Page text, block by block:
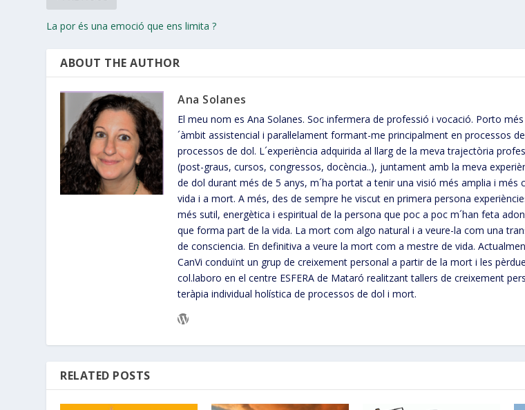
La por és una emoció que ens limita ?
ABOUT THE AUTHOR
Ana Solanes
El meu nom es Ana Solanes. Soc infermera de professió i vocació. Porto
´àmbit assistencial i paral·lelament formant-me principalment en processos
processos de dol. L´experiència adquirida al llarg de la meva trajectòria
(post-graus, cursos, congressos, docència..), juntament amb la meva
de dol durant més de 5 anys, m´ha portat a tenir una visió més amplia i més
vida i a mort. A més, des de sempre he viscut en primera persona
més sutil, energètica i espiritual de la persona que poc a poc m´han feta
que forma part de la vida. La mort com algo natural i a veure-la com una
de consciencia. En definitiva a veure la mort com a mestre de vida.
CanVi conduïnt un grup de creixement personal a partir de la mort i les
col.laboro en el centre ESFERA de Mataró realitzant tallers de creixement
teràpia individual holística de processos de dol i mort.
RELATED POSTS